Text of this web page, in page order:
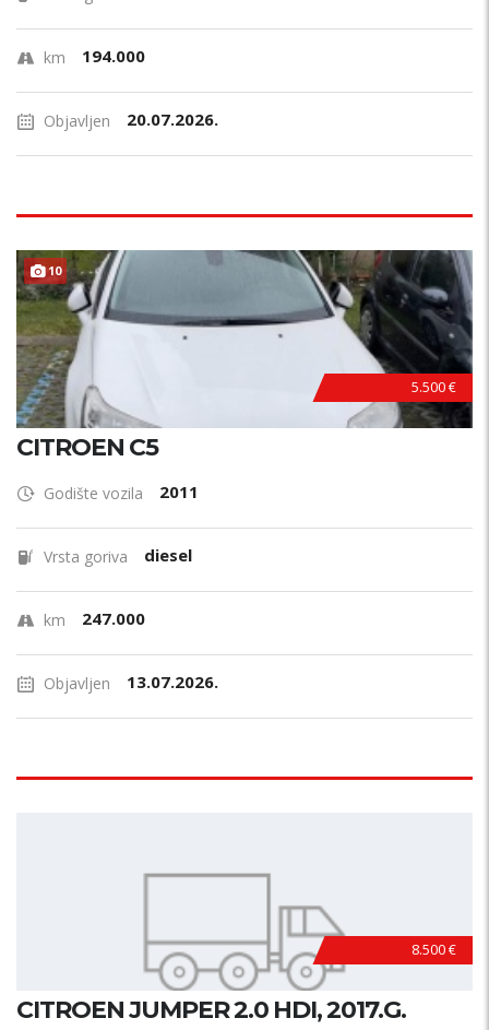
km 194.000
Objavljen 20.07.2026.
10
5.500 €
CITROEN C5
Godište vozila 2011
Vrsta goriva diesel
km 247.000
Objavljen 13.07.2026.
8.500 €
CITROEN JUMPER 2.0 HDI, 2017.G.